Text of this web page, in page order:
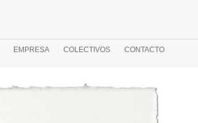
EMPRESA COLECTIVOS CONTACTO